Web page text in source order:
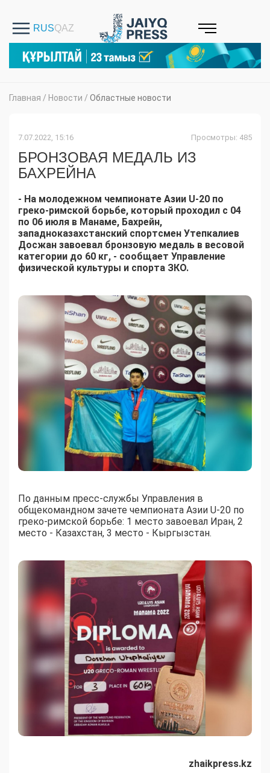
Главная / Новости / Областные новости
7.07.2022, 15:16 Просмотры: 485
БРОНЗОВАЯ МЕДАЛЬ ИЗ
БАХРЕЙНА
- На молодежном чемпионате Азии U-20 по
греко-римской борьбе, который проходил с 04
по 06 июля в Манаме, Бахрейн,
западноказахстанский спортсмен Утепкалиев
Досжан завоевал бронзовую медаль в весовой
категории до 60 кг, - сообщает Управление
физической культуры и спорта ЗКО.
По данным пресс-службы Управления в
общекомандном зачете чемпионата Азии U-20 по
греко-римской борьбе: 1 место завоевал Иран, 2
место - Казахстан, 3 место - Кыргызстан.
zhaikpress.kz